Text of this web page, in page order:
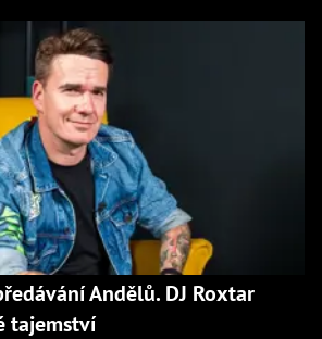
Andělů. DJ Roxtar
tajemství